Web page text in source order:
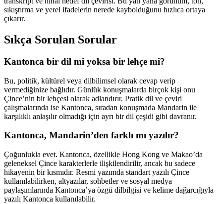
sıkıştırma ve yerel ifadelerin nerede kaybolduğunu hızlıca ortaya
çıkarır.
Sıkça Sorulan Sorular
Kantonca bir dil mi yoksa bir lehçe mi?
Bu, politik, kültürel veya dilbilimsel olarak cevap verip
vermediğinize bağlıdır. Günlük konuşmalarda birçok kişi onu
Çince’nin bir lehçesi olarak adlandırır. Pratik dil ve çeviri
çalışmalarında ise Kantonca, sıradan konuşmada Mandarin ile
karşılıklı anlaşılır olmadığı için ayrı bir dil çeşidi gibi davranır.
Kantonca, Mandarin’den farklı mı yazılır?
Çoğunlukla evet. Kantonca, özellikle Hong Kong ve Makao’da
geleneksel Çince karakterlerle ilişkilendirilir, ancak bu sadece
hikayenin bir kısmıdır. Resmi yazımda standart yazılı Çince
kullanılabilirken, altyazılar, sohbetler ve sosyal medya
paylaşımlarında Kantonca’ya özgü dilbilgisi ve kelime dağarcığıyla
yazılı Kantonca kullanılabilir.